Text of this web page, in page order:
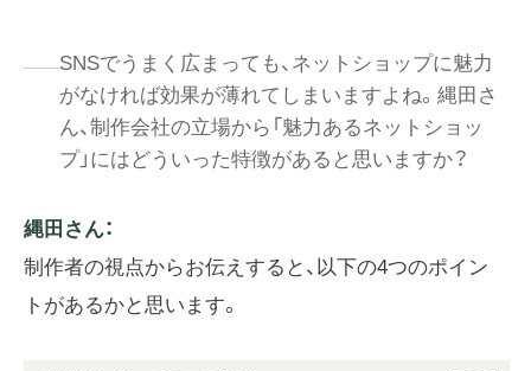
SNSでうまく広まっても、ネットショップに魅力
がなければ効果が薄れてしまいますよね。縄田さ
ん、制作会社の立場から「魅力あるネットショッ
プ」にはどういった特徴があると思いますか？
縄田さん：
制作者の視点からお伝えすると、以下の4つのポイン
トがあるかと思います。